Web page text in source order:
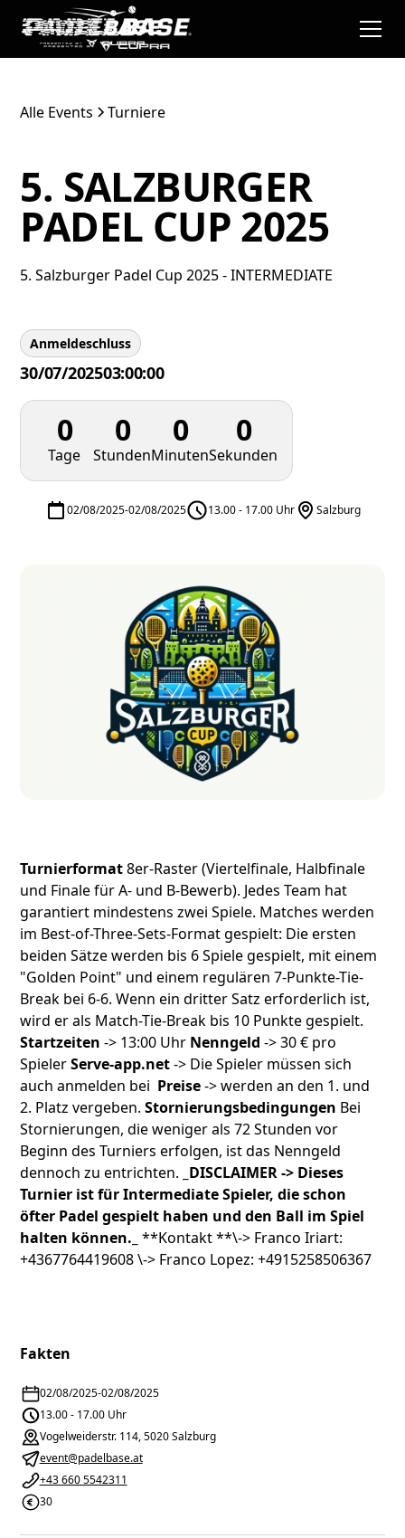
Alle Events Turniere
5. SALZBURGER
PADEL CUP 2025
5. Salzburger Padel Cup 2025 - INTERMEDIATE
Anmeldeschluss
30/07/202503:00:00
0
Tage
0
Stunden
0
Minuten
0
Sekunden
02/08/2025-02/08/2025 13.00 - 17.00 Uhr Salzburg
Fakten
02/08/2025-02/08/2025
13.00 - 17.00 Uhr
Vogelweiderstr. 114, 5020 Salzburg
event@padelbase.at
+43 660 5542311
30
Turnierformat8er-Raster (Viertelfinale, Halbfinale
und Finale für A- und B-Bewerb). Jedes Team hat
garantiert mindestens zwei Spiele. Matches werden
im Best-of-Three-Sets-Format gespielt: Die ersten
beiden Sätze werden bis 6 Spiele gespielt, mit einem
"Golden Point" und einem regulären 7-Punkte-Tie-
Break bei 6-6. Wenn ein dritter Satz erforderlich ist,
wird er als Match-Tie-Break bis 10 Punkte gespielt.
Startzeiten -> 13:00 Uhr Nenngeld -> 30 € pro
SpielerServe-app.net-> Die Spieler müssen sich
auch anmelden bei Preise-> werden an den 1. und
2. Platz vergeben.Stornierungsbedingungen Bei
Stornierungen, die weniger als 72 Stunden vor
Beginn des Turniers erfolgen, ist das Nenngeld
dennoch zu entrichten. _DISCLAIMER -> Dieses
Turnier ist für Intermediate Spieler, die schon
öfter Padel gespielt haben und den Ball im Spiel
halten können._ **Kontakt **\-> Franco Iriart:
+4367764419608 \-> Franco Lopez: +4915258506367